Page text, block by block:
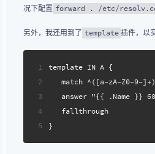
况下配置 forward . /etc/
另外，我还用到了 template 插件，以
1
2
3
4
5
template IN A {
match ^([a-zA-Z0-9-
answer "{{ .Name }}
   fallthrough
}